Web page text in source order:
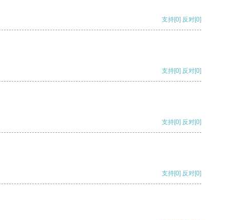
支持[0] 反对[0]
支持[0] 反对[0]
支持[0] 反对[0]
支持[0] 反对[0]